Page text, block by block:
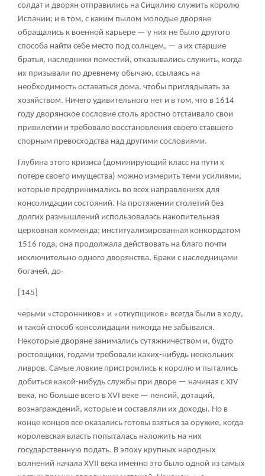
солдат и дворян отправились на Сицилию служить королю
Испании; и в том, с каким пылом молодые дворяне
обращались к военной карьере — у них не было другого
способа найти себе место под солнцем, — а их старшие
братья, наследники поместий, отказывались служить, когда
их призывали по древнему обычаю, ссылаясь на
необходимость оставаться дома, чтобы приглядывать за
хозяйством. Ничего удивительного нет и в том, что в 1614
году дворянское сословие столь яростно отстаивало свои
привилегии и требовало восстановления своего ставшего
спорным превосходства над другими сословиями.
Глубина этого кризиса (доминирующий класс на пути к
потере своего имущества) можно измерить теми усилиями,
которые предпринимались во всех направлениях для
консолидации состояний. На протяжении столетий без
долгих размышлений использовалась накопительная
церковная комменда; институализированная конкордатом
1516 года, она продолжала действовать на благо почти
исключительно одного дворянства. Браки с наследницами
богачей, до-
[145]
черьми «сторонников» и «откупщиков» всегда были в ходу,
и такой способ консолидации никогда не забывался.
Некоторые дворяне занимались сутяжничеством и, будто
ростовщики, годами требовали каких-нибудь нескольких
ливров. Самые ловкие пристроились к королю и пытались
добиться какой-нибудь службы при дворе — начиная с XIV
века, но больше всего в XVI веке — пенсий, дотаций,
вознаграждений, которые и составляли их доходы. Но в
конце концов все оказались готовы взяться за оружие, когда
королевская власть попыталась наложить на них
государственную подать. В эпоху крупных народных
волнений начала XVII века именно это было одной из самых